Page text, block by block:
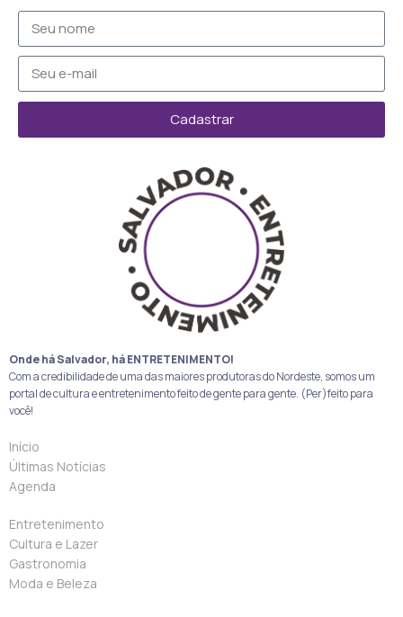
Cadastrar
Onde há Salvador, há ENTRETENIMENTO!
Com a credibilidade de uma das maiores produtoras do Nordeste, somos um
portal de cultura e entretenimento feito de gente para gente. (Per)feito para
você!
Início
Últimas Notícias
Agenda
Entretenimento
Cultura e Lazer
Gastronomia
Moda e Beleza